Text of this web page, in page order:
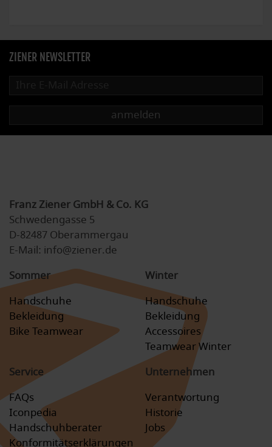
ZIENER NEWSLETTER
anmelden
Franz Ziener GmbH & Co. KG
Schwedengasse 5
D-82487 Oberammergau
E-Mail: info@ziener.de
Sommer
Handschuhe
Bekleidung
Bike Teamwear
Winter
Handschuhe
Bekleidung
Accessoires
Teamwear Winter
Service
FAQs
Iconpedia
Handschuhberater
Konformitätserklärungen
Unternehmen
Verantwortung
Historie
Jobs